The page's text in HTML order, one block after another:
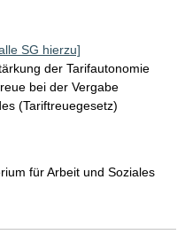
SG hierzu]
der Tarifautonomie
bei der Vergabe
(Tariftreuegesetz)
für Arbeit und Soziales